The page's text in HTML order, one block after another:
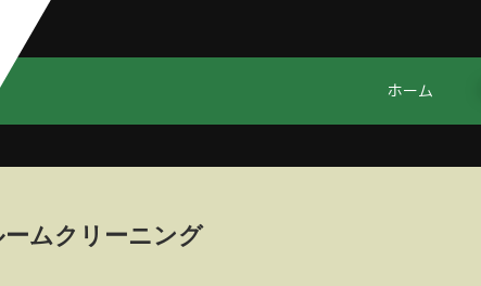
ホーム
ムクリーニング